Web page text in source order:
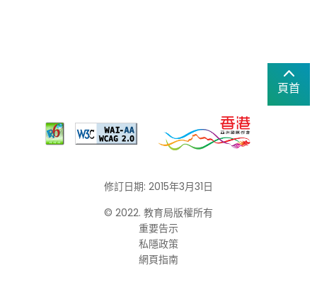
頁首
修訂日期: 2015年3月31日
© 2022. 教育局版權所有
重要告示
私隱政策
網頁指南